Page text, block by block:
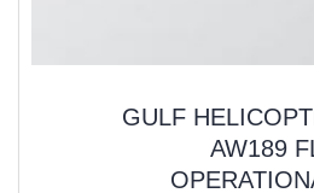
GULF
AW189